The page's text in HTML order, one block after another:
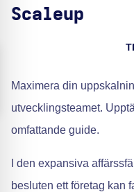
Scaleup
Maximera din
utvecklingsteamet.
omfattande guide.
I den expansiva
besluten ett företag kan